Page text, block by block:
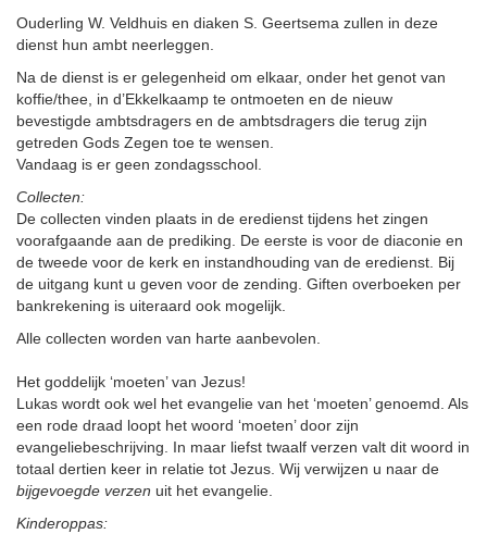
Ouderling W. Veldhuis en diaken S. Geertsema zullen in deze
dienst hun ambt neerleggen.
Na de dienst is er gelegenheid om elkaar, onder het genot van
koffie/thee, in d’Ekkelkaamp te ontmoeten en de nieuw
bevestigde ambtsdragers en de ambtsdragers die terug zijn
getreden Gods Zegen toe te wensen.
Vandaag is er geen zondagsschool.
Collecten:
De collecten vinden plaats in de eredienst tijdens het zingen
voorafgaande aan de prediking. De eerste is voor de diaconie en
de tweede voor de kerk en instandhouding van de eredienst. Bij
de uitgang kunt u geven voor de zending. Giften overboeken per
bankrekening is uiteraard ook mogelijk.
Alle collecten worden van harte aanbevolen.
Het goddelijk ‘moeten’ van Jezus!
Lukas wordt ook wel het evangelie van het ‘moeten’ genoemd. Als
een rode draad loopt het woord ‘moeten’ door zijn
evangeliebeschrijving. In maar liefst twaalf verzen valt dit woord in
totaal dertien keer in relatie tot Jezus. Wij verwijzen u naar de
bijgevoegde verzen uit het evangelie.
Kinderoppas: